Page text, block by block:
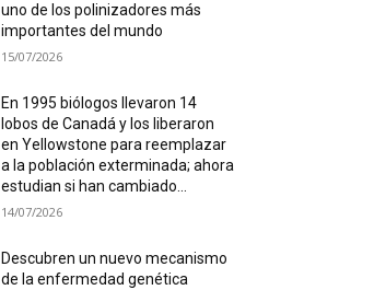
uno de los polinizadores más
importantes del mundo
15/07/2026
En 1995 biólogos llevaron 14
lobos de Canadá y los liberaron
en Yellowstone para reemplazar
a la población exterminada; ahora
estudian si han cambiado...
14/07/2026
Descubren un nuevo mecanismo
de la enfermedad genética